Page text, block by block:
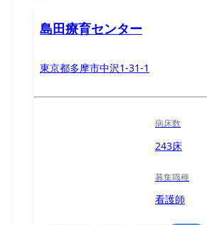
島田療育センター
東京都多摩市中沢1-31-1
病床数
243床
募集職種
看護師